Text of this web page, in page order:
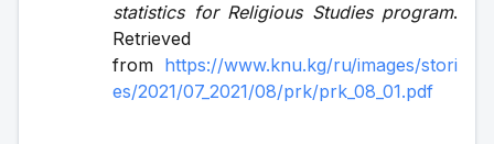
statistics for Religious Studies program.
Retrieved
from https://www.knu.kg/ru/images/stori
es/2021/07_2021/08/prk/prk_08_01.pdf